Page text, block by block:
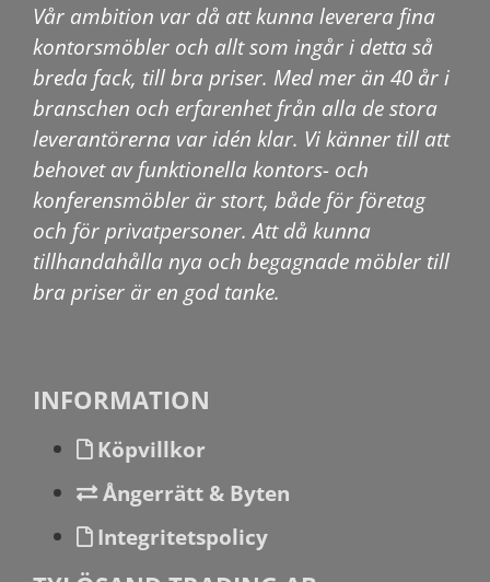
Vår ambition var då att kunna leverera fina
kontorsmöbler och allt som ingår i detta så
breda fack, till bra priser. Med mer än 40 år i
branschen och erfarenhet från alla de stora
leverantörerna var idén klar. Vi känner till att
behovet av funktionella kontors- och
konferensmöbler är stort, både för företag
och för privatpersoner. Att då kunna
tillhandahålla nya och begagnade möbler till
bra priser är en god tanke.
INFORMATION
Köpvillkor
Ångerrätt & Byten
Integritetspolicy